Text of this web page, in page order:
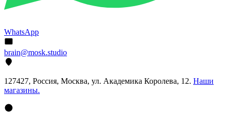
WhatsApp
brain@mosk.studio
127427, Россия, Москва, ул. Академика Королева, 12. Наши
магазины.